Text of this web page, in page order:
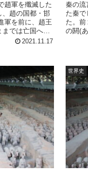
軍を殲滅した
、趙の国都・邯
を前に、趙王
では亡国への
2021.11.17
秦の
た秦で
た。
の閼(
世界史